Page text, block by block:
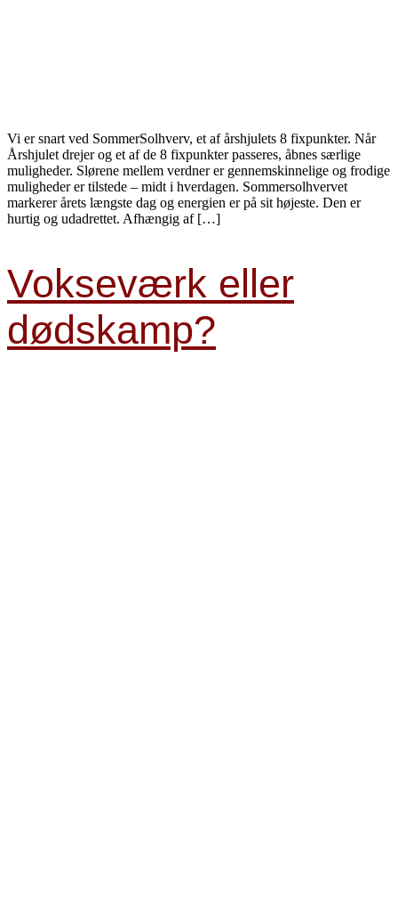
Vi er snart ved SommerSolhverv, et af årshjulets 8 fixpunkter. Når
Årshjulet drejer og et af de 8 fixpunkter passeres, åbnes særlige
muligheder. Slørene mellem verdner er gennemskinnelige og frodige
muligheder er tilstede – midt i hverdagen. Sommersolhvervet
markerer årets længste dag og energien er på sit højeste. Den er
hurtig og udadrettet. Afhængig af […]
Vokseværk eller
dødskamp?